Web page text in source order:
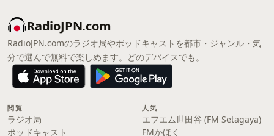
RadioJPN.com
RadioJPN.comのラジオ局やポッドキャストを都市・ジャンル・気
分で選んで無料で楽しめます。どのデバイスでも。
閲覧
ラジオ局
ポッドキャスト
人気
エフエム世田谷 (FM Setagaya)
FMかほく